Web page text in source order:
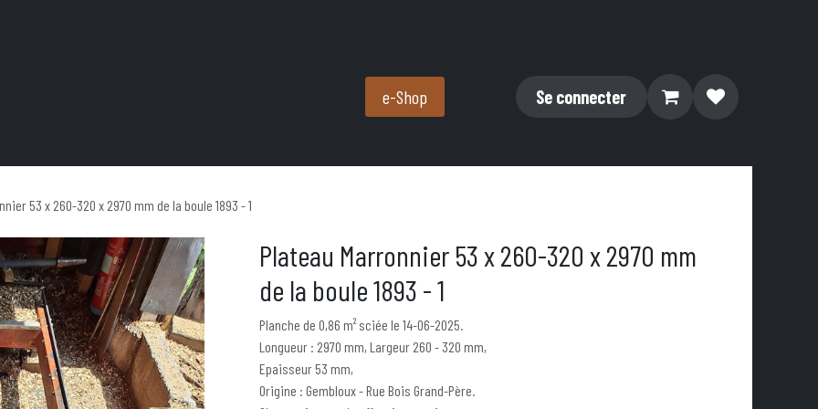
e-Shop Se connecter
53 x 260-320 x 2970 mm de la boule 1893 - 1
Plateau Marronnier 53 x 260-320 x 2970 mm
de la boule 1893 - 1
Planche de 0,86 m² sciée le 14-06-2025.
Longueur : 2970 mm, Largeur 260 - 320 mm,
Epaisseur 53 mm,
Origine : Gembloux - Rue Bois Grand-Père.